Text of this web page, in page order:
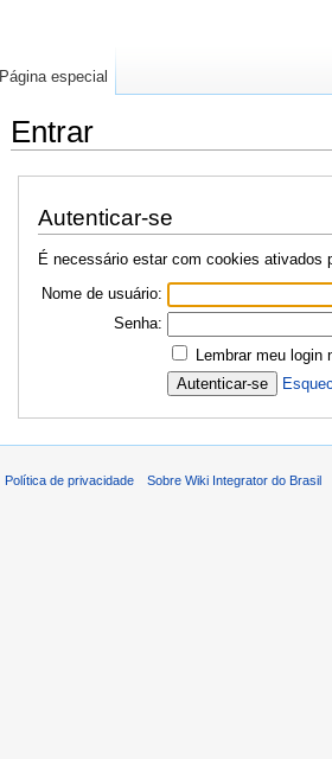
Entrar
Autenticar-se
É necessário estar com cookies ativados
Nome de usuário:
Senha:
Lembrar meu login
Página especial
Política de privacidade Sobre Wiki Integrator do Brasil